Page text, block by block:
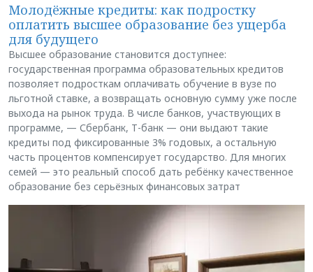
Молодёжные кредиты: как подростку
оплатить высшее образование без ущерба
для будущего
Высшее образование становится доступнее:
государственная программа образовательных кредитов
позволяет подросткам оплачивать обучение в вузе по
льготной ставке, а возвращать основную сумму уже после
выхода на рынок труда. В числе банков, участвующих в
программе, — Сбербанк, Т-банк — они выдают такие
кредиты под фиксированные 3% годовых, а остальную
часть процентов компенсирует государство. Для многих
семей — это реальный способ дать ребёнку качественное
образование без серьёзных финансовых затрат